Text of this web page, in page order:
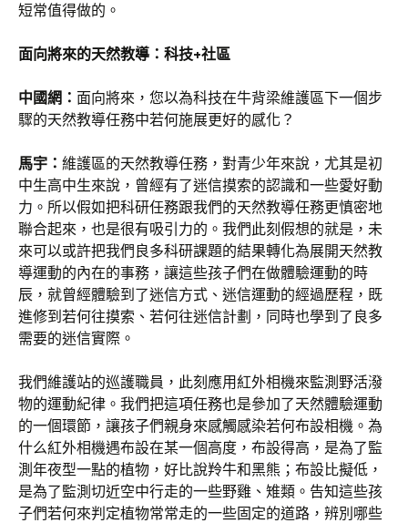
短常值得做的。
面向將來的天然教導：科技+社區
中國網： 面向將來，您以為科技在牛背梁維護區下一個步
驟的天然教導任務中若何施展更好的感化？
馬宇： 維護區的天然教導任務，對青少年來說，尤其是初
中生高中生來說，曾經有了迷信摸索的認識和一些愛好動
力。所以假如把科研任務跟我們的天然教導任務更慎密地
聯合起來，也是很有吸引力的。我們此刻假想的就是，未
來可以或許把我們良多科研課題的結果轉化為展開天然教
導運動的內在的事務，讓這些孩子們在做體驗運動的時
辰，就曾經體驗到了迷信方式、迷信運動的經過歷程，既
進修到若何往摸索、若何往迷信計劃，同時也學到了良多
需要的迷信實際。
我們維護站的巡護職員，此刻應用紅外相機來監測野活潑
物的運動紀律。我們把這項任務也是參加了天然體驗運動
的一個環節，讓孩子們親身來感觸感染若何布設相機。為
什么紅外相機遇布設在某一個高度，布設得高，是為了監
測年夜型一點的植物，好比說羚牛和黑熊；布設比擬低，
是為了監測切近空中行走的一些野雞、雉類。告知這些孩
子們若何來判定植物常常走的一些固定的道路，辨別哪些